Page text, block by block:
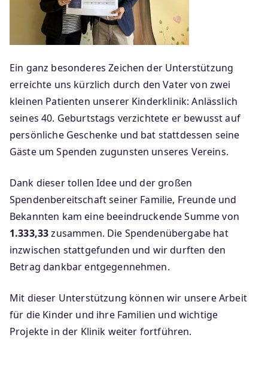
Ein ganz besonderes Zeichen der Unterstützung
erreichte uns kürzlich durch den Vater von zwei
kleinen Patienten unserer Kinderklinik: Anlässlich
seines 40. Geburtstags verzichtete er bewusst auf
persönliche Geschenke und bat stattdessen seine
Gäste um Spenden zugunsten unseres Vereins.
Dank dieser tollen Idee und der großen
Spendenbereitschaft seiner Familie, Freunde und
Bekannten kam eine beeindruckende Summe von
1.333,33zusammen. Die Spendenübergabe hat
inzwischen stattgefunden und wir durften den
Betrag dankbar entgegennehmen.
Mit dieser Unterstützung können wir unsere Arbeit
für die Kinder und ihre Familien und wichtige
Projekte in der Klinik weiter fortführen.